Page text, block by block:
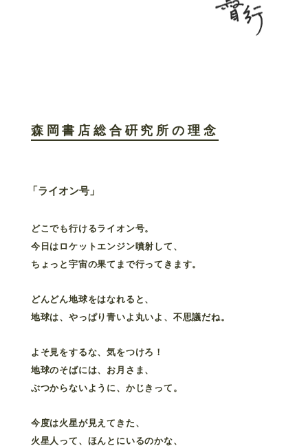
森岡書店総合硏究所の理念
「ライオン号」
どこでも行けるライオン号。
今日はロケットエンジン噴射して、
ちょっと宇宙の果てまで行ってきます。
どんどん地球をはなれると、
地球は、やっぱり青いよ丸いよ、不思議だね。
よそ見をするな、気をつけろ！
地球のそばには、お月さま、
ぶつからないように、かじきって。
今度は火星が見えてきた、
火星人って、ほんとにいるのかな、